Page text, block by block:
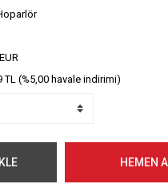
TL (%5,00 havale indirimi)
HEMEN